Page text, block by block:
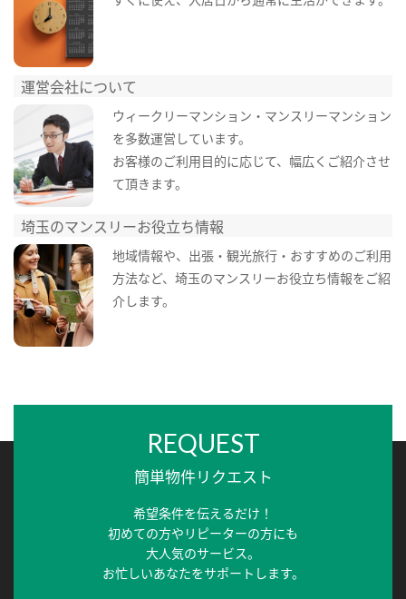
運営会社について
ウィークリーマンション・マンスリーマンション
を多数運営しています。
お客様のご利用目的に応じて、幅広くご紹介させ
て頂きます。
埼玉のマンスリーお役立ち情報
地域情報や、出張・観光旅行・おすすめのご利用
方法など、埼玉のマンスリーお役立ち情報をご紹
介します。
REQUEST
簡単物件リクエスト
希望条件を伝えるだけ！
初めての方やリピーターの方にも
大人気のサービス。
お忙しいあなたをサポートします。